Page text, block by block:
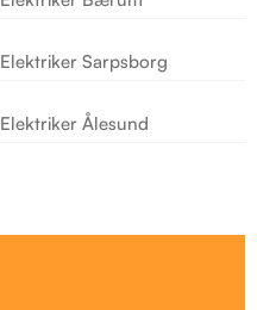
Elektriker Sarpsborg
Elektriker Ålesund